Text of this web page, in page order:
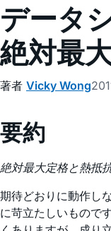
データ
絶対最
著者 Vicky Wong
要約
絶対最大定格と熱抵
期待どおりに動作し
に苛立たしいもので